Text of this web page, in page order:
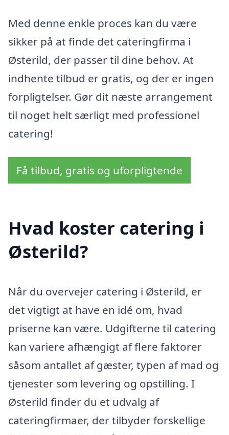
Med denne enkle proces kan du være
sikker på at finde det cateringfirma i
Østerild, der passer til dine behov. At
indhente tilbud er gratis, og der er ingen
forpligtelser. Gør dit næste arrangement
til noget helt særligt med professionel
catering!
Få tilbud, gratis og uforpligtende
Hvad koster catering i
Østerild?
Når du overvejer catering i Østerild, er
det vigtigt at have en idé om, hvad
priserne kan være. Udgifterne til catering
kan variere afhængigt af flere faktorer
såsom antallet af gæster, typen af mad og
tjenester som levering og opstilling. I
Østerild finder du et udvalg af
cateringfirmaer, der tilbyder forskellige